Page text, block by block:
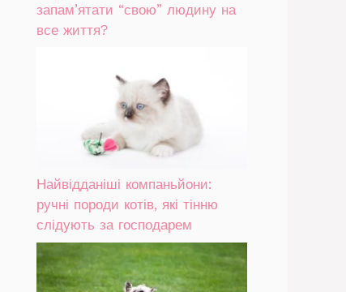
запам’ятати “свою” людину на
все життя?
Найвідданіші компаньйони:
ручні породи котів, які тінню
слідують за господарем